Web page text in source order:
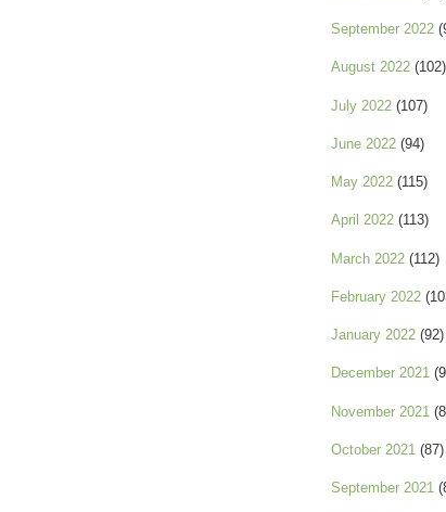
September 2022
August 2022 (102)
July 2022 (107)
June 2022 (94)
May 2022 (115)
April 2022 (113)
March 2022 (112)
February 2022
January 2022 (92)
December 2021
November 2021
October 2021 (87)
September 2021